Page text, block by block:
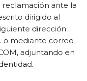
ante la
dirigido al
dirección:
o mediante correo
adjuntando en